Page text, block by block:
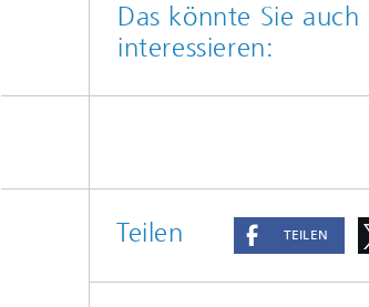
Das könnte Sie auch
interessieren:
Teilen TEILEN